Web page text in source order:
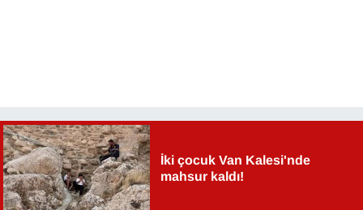
İki çocuk Van Kalesi'nde
mahsur kaldı!